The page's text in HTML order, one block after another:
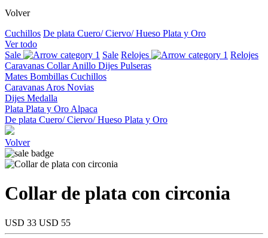
Volver
Cuchillos De plata Cuero/ Ciervo/ Hueso Plata y Oro
Ver todo
Sale
Sale Relojes
Relojes
Caravanas CollarAnillo Dijes Pulseras
Mates Bombillas Cuchillos
Caravanas Aros Novias
Dijes Medalla
Plata Plata y Oro Alpaca
De plata Cuero/ Ciervo/ Hueso Plata y Oro
Volver
Collar de plata con circonia
USD 33 USD 55